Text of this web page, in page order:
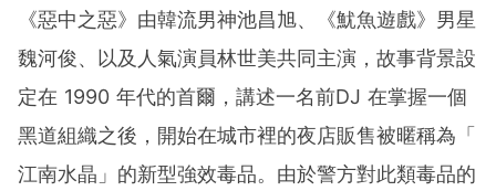
《惡中之惡》由韓流男神池昌旭、《魷魚遊戲》男星
魏河俊、 以及人氣演員林世美共同主演，故事背景設
定在 1990 年代的首爾，講述一名前DJ 在掌握一個
黑道組織之後，開始在城市裡的夜店販售被暱稱為「
江南水晶」的新型強效毒品。 由於警方對此類毒品的